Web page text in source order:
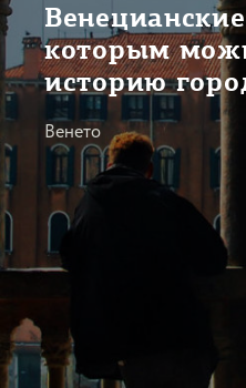
которым
историю
Венето